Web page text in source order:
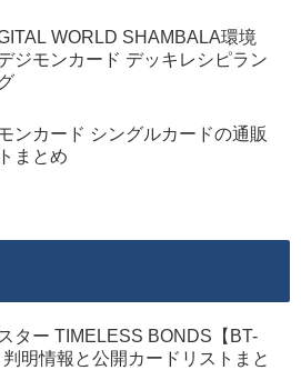
WORLD SHAMBALA環境
ジモンカード デッキレシピラン
ンカード シングルカードの通販
まとめ
ター TIMELESS BONDS【BT-
判明情報と公開カードリストまと